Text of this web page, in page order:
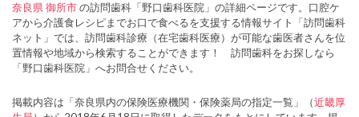
奈良県 御所市の訪問歯科「野口歯科医院」の詳細ページです。口腔ケ
アから介護食レシピまでお口で食べるを支援する情報サイト「訪問歯科
ネット」では、訪問歯科診療（在宅歯科医療）が可能な歯医者さんを位
置情報や地域から検索することができます！ 訪問歯科をお探しなら
「野口歯科医院」へお問合せください。
掲載内容は「奈良県内の保険医療機関・保険薬局の指定一覧」（近畿厚